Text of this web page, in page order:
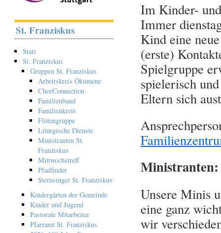
Im Kinder-
Immer
Kind eine
(erste)
Spielgruppe
spielerisch
Eltern sich
Ministranten:
Unsere Minis
eine ganz
wir
St. Franziskus
Start
St. Franziskus
Gruppen St. Franziskus
Arbeitskreis Ökumene
ChorConnection
Familienband
Familienkreis
Flötengruppe
Liturgische Dienste
Ministranten St.
Franziskus
Mittwochstreff
Pfadfinder
Sternsinger St. Franziskus
Kindergärten der Gemeinde
Kinder und Jugend
Pastorale Mitarbeiter
Pfarramt St. Franziskus